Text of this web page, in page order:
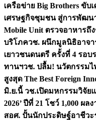
เครือข่าย Big Brothers ขับ
เศรษฐกิจชุมชน สู่การพัฒน
Mobile Unit ตรวจอาหาร
บริโภควช. ผนึกมูลนิธิอาจา
เยาวชนดนตรี ครั้งที่ 4 รอ
ทานฯวช. ปลื้ม! นวัตกรรมไ
สูงสุด The Best Foreign
มิ.ย.นี้ วช.เปิดมหกรรมวิจัยแ
2026’ ปีที่ 21 โชว์ 1,000 ผ
สอศ. ปั้นนักประดิษฐ์อาชีวะ